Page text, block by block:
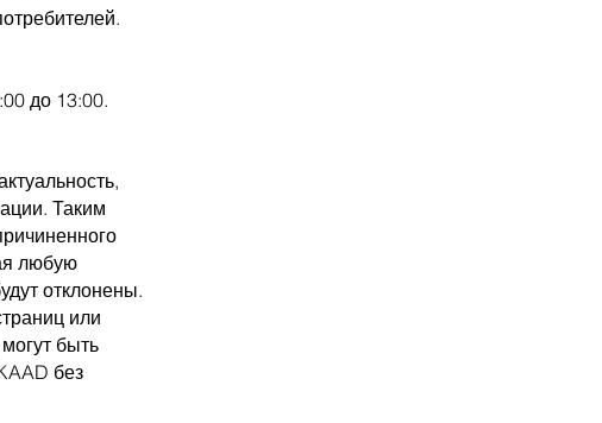
до 13:00.
Таким
любую
отклонены.
или
быть
без